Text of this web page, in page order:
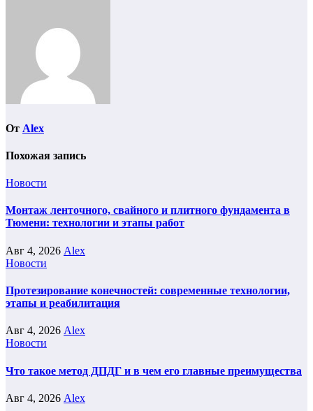
От Alex
Похожая запись
Новости
Монтаж ленточного, свайного и плитного фундамента в
Тюмени: технологии и этапы работ
Авг 4, 2026 Alex
Новости
Протезирование конечностей: современные технологии,
этапы и реабилитация
Авг 4, 2026 Alex
Новости
Что такое метод ДПДГ и в чем его главные преимущества
Авг 4, 2026 Alex